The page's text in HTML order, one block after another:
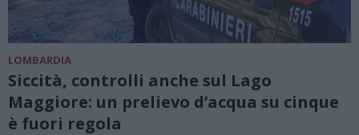
LOMBARDIA
Siccità, controlli anche sul Lago
Maggiore: un prelievo d’acqua su cinque
è fuori regola